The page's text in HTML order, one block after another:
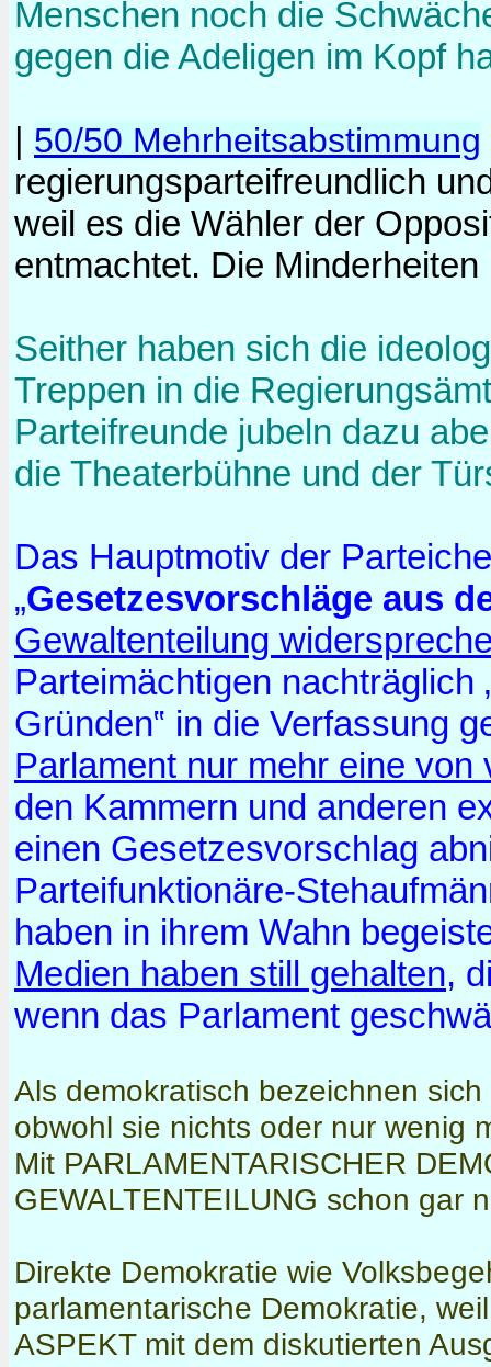
Menschen noch die
gegen die Adeligen im Kopf
| 50/50 Mehrheitsabstimmung
regierungsparteifreundlich
weil es die Wähler der
entmachtet. Die
Seither haben sich die
Treppen in die
Parteifreunde jubeln dazu
die Theaterbühne und der
Das Hauptmotiv der
„Gesetzesvorschläge aus
Gewaltenteilung
Parteimächtigen nachträglich
Gründen‟ in die Verfassung
Parlament nur mehr eine von
den Kammern und anderen
einen Gesetzesvorschlag
Parteifunktionäre-
haben in ihrem Wahn
Medien haben still gehalten,
wenn das Parlament
Als demokratisch bezeichnen
obwohl sie nichts oder nur wenig
Mit PARLAMENTARISCHER
GEWALTENTEILUNG schon gar
Direkte Demokratie wie
parlamentarische Demokratie,
ASPEKT mit dem diskutierten